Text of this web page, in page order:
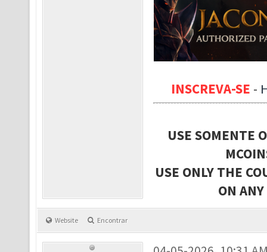
INSCREVA-SE -
USE SOMENTE
USE ONLY THE
ON
Website Encontrar